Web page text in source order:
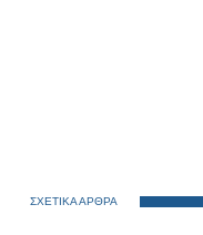
ΣΧΕΤΙΚΑ ΑΡΘΡΑ